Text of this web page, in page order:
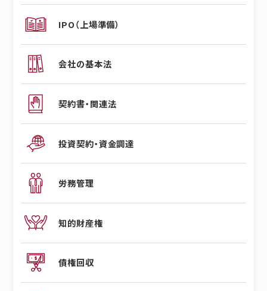
IPO（上場準備）
会社の基本法
契約書・関連法
投資契約・資金調達
労務管理
知的財産権
債権回収